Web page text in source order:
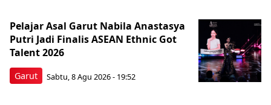
Garut
Pelajar Asal Garut Nabila Anastasya
Putri Jadi Finalis ASEAN Ethnic Got
Talent 2026
Sabtu, 8 Agu 2026 - 19:52